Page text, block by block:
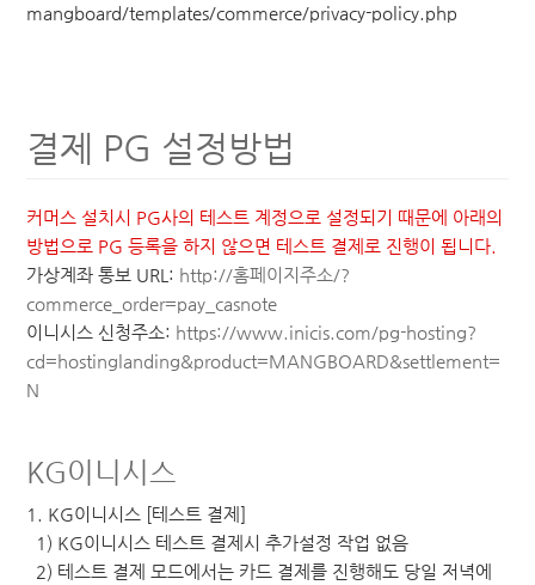
mangboard/templates/commerce/privacy-policy.php
결제 PG 설정방법
커머스 설치시 PG사의 테스트 계정으로 설정되기 때문에 아래의
방법으로 PG 등록을 하지 않으면 테스트 결제로 진행이 됩니다.
가상계좌 통보 URL: http://홈페이지주소/?
commerce_order=pay_casnote
이니시스 신청주소: https://www.inicis.com/pg-hosting?
cd=hostinglanding&product=MANGBOARD&settlement=
N
KG이니시스
1. KG이니시스 [테스트 결제]
1) KG이니시스 테스트 결제시 추가설정 작업 없음
2) 테스트 결제 모드에서는 카드 결제를 진행해도 당일 저녁에